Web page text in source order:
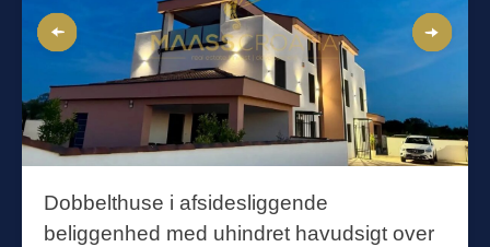
Dobbelthuse i afsidesliggende
beliggenhed med uhindret havudsigt over